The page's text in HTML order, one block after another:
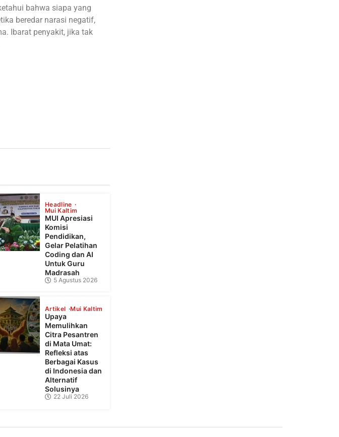
bahwa siapa yang
beredar narasi negatif,
Ibarat penyakit, jika tak
Headline
Mui Kaltim
MUI Apresiasi
Komisi
Pendidikan,
Gelar Pelatihan
Coding dan AI
Untuk Guru
Madrasah
5 Agustus 2026
Artikel Mui Kaltim
Upaya
Memulihkan
Citra Pesantren
di Mata Umat:
Refleksi atas
Berbagai Kasus
di Indonesia dan
Alternatif
Solusinya
22 Juli 2026